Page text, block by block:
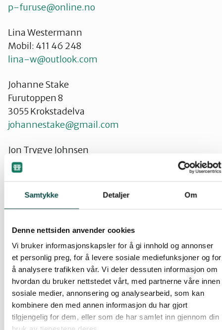
Samtykke Detaljer Om
Denne nettsiden anvender cookies
Vi bruker informasjonskapsler for å gi innhold og annonser
et personlig preg, for å levere sosiale mediefunksjoner og for
å analysere trafikken vår. Vi deler dessuten informasjon om
hvordan du bruker nettstedet vårt, med partnerne våre innen
sosiale medier, annonsering og analysearbeid, som kan
kombinere den med annen informasjon du har gjort
tilgjengelig for dem, eller som de har samlet inn gjennom din
p-furuse@online.no
Lina Westermann
Mobil: 411 46 248
lina-w@outlook.com
Johanne Stake
Furutoppen 8
3055 Krokstadelva
johannestake@gmail.com
Jon Trygve Johnsen
Mobil: 938 53 884
Øyaveien 4
3370 Vikersund
John Tollefsen (vara)
Stibolts gate 51 A
3044 Drammen
Tlf: 971 63 134
biketol@gmail.com
Astrid Busengdal
Kreklingveien 20, 3030 Drammen